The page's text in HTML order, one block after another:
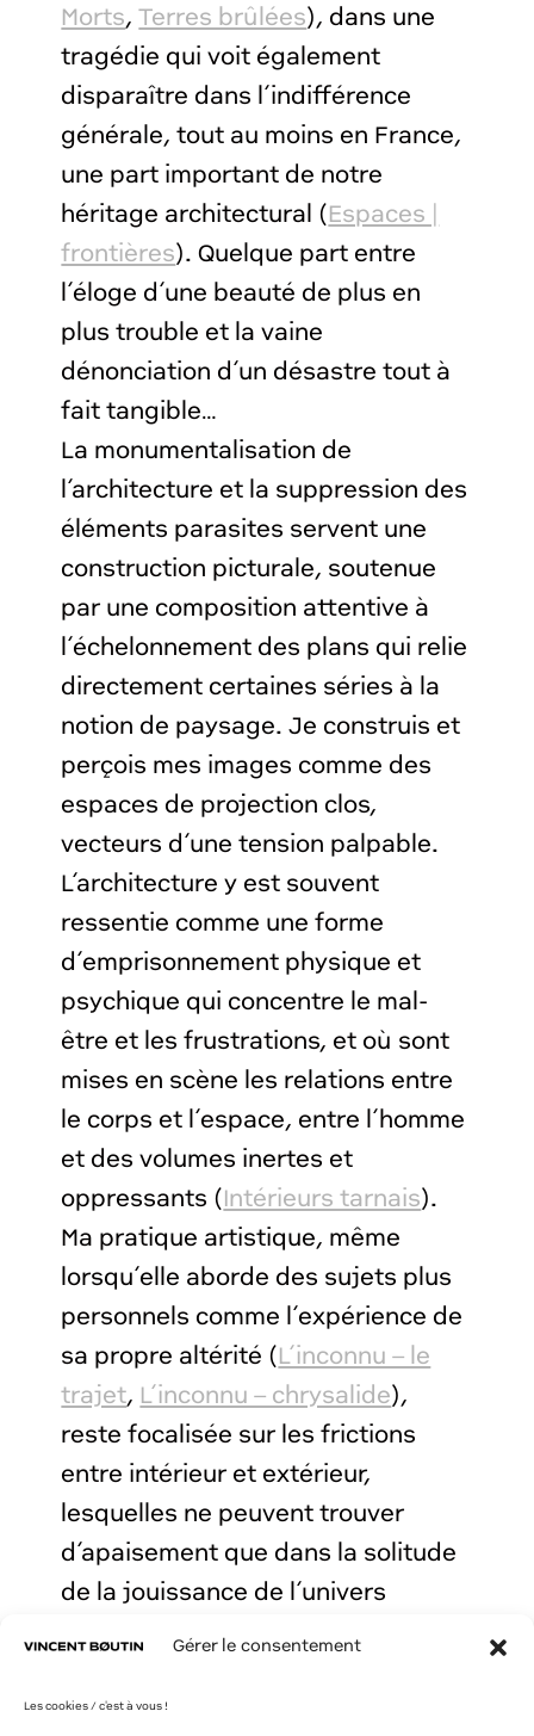
Gérer le consentement
Les cookies / c'est à vous !
Morts,Terres brûlées), dans une
tragédie qui voit également
disparaître dans l’indifférence
générale, tout au moins en France,
une part important de notre
héritage architectural ( Espaces |
frontières). Quelque part entre
l’éloge d’une beauté de plus en
plus trouble et la vaine
dénonciation d’un désastre tout à
fait tangible…
La monumentalisation de
l’architecture et la suppression des
éléments parasites servent une
construction picturale, soutenue
par une composition attentive à
l’échelonnement des plans qui relie
directement certaines séries à la
notion de paysage. Je construis et
perçois mes images comme des
espaces de projection clos,
vecteurs d’une tension palpable.
L’architecture y est souvent
ressentie comme une forme
d’emprisonnement physique et
psychique qui concentre le mal-
être et les frustrations, et où sont
mises en scène les relations entre
le corps et l’espace, entre l’homme
et des volumes inertes et
oppressants ( Intérieurs tarnais).
Ma pratique artistique, même
lorsqu’elle aborde des sujets plus
personnels comme l’expérience de
sa propre altérité ( L’inconnu – le
trajet, L’inconnu – chrysalide),
reste focalisée sur les frictions
entre intérieur et extérieur,
lesquelles ne peuvent trouver
d’apaisement que dans la solitude
de la jouissance de l’univers